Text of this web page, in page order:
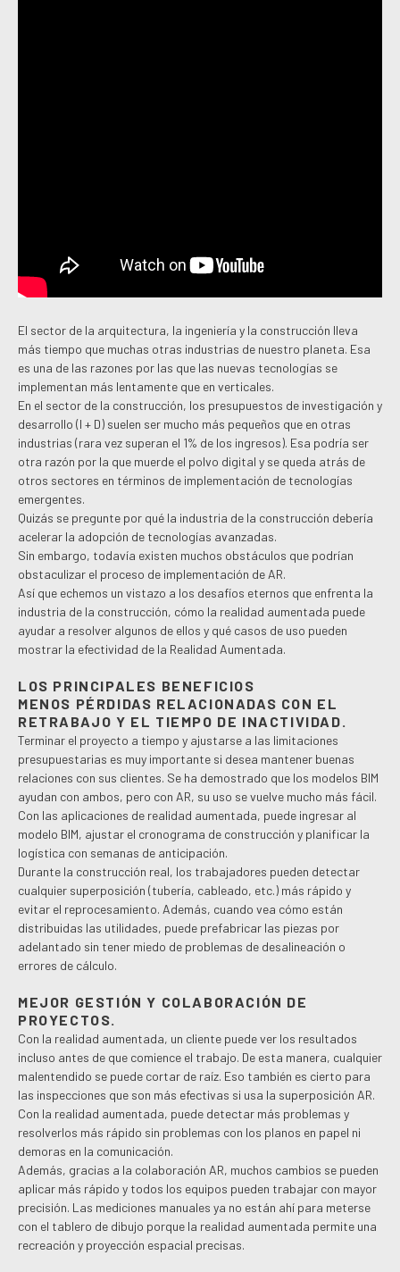
El sector de la arquitectura, la ingeniería y la construcción lleva
más tiempo que muchas otras industrias de nuestro planeta. Esa
es una de las razones por las que las nuevas tecnologías se
implementan más lentamente que en verticales.
En el sector de la construcción, los presupuestos de investigación y
desarrollo (I + D) suelen ser mucho más pequeños que en otras
industrias (rara vez superan el 1% de los ingresos). Esa podría ser
otra razón por la que muerde el polvo digital y se queda atrás de
otros sectores en términos de implementación de tecnologías
emergentes.
Quizás se pregunte por qué la industria de la construcción debería
acelerar la adopción de tecnologías avanzadas.
Sin embargo, todavía existen muchos obstáculos que podrían
obstaculizar el proceso de implementación de AR.
Así que echemos un vistazo a los desafíos eternos que enfrenta la
industria de la construcción, cómo la realidad aumentada puede
ayudar a resolver algunos de ellos y qué casos de uso pueden
mostrar la efectividad de la Realidad Aumentada.
LOS PRINCIPALES BENEFICIOS
MENOS PÉRDIDAS RELACIONADAS CON EL
RETRABAJO Y EL TIEMPO DE INACTIVIDAD.
Terminar el proyecto a tiempo y ajustarse a las limitaciones
presupuestarias es muy importante si desea mantener buenas
relaciones con sus clientes. Se ha demostrado que los modelos BIM
ayudan con ambos, pero con AR, su uso se vuelve mucho más fácil.
Con las aplicaciones de realidad aumentada, puede ingresar al
modelo BIM, ajustar el cronograma de construcción y planificar la
logística con semanas de anticipación.
Durante la construcción real, los trabajadores pueden detectar
cualquier superposición (tubería, cableado, etc.) más rápido y
evitar el reprocesamiento. Además, cuando vea cómo están
distribuidas las utilidades, puede prefabricar las piezas por
adelantado sin tener miedo de problemas de desalineación o
errores de cálculo.
MEJOR GESTIÓN Y COLABORACIÓN DE
PROYECTOS.
Con la realidad aumentada, un cliente puede ver los resultados
incluso antes de que comience el trabajo. De esta manera, cualquier
malentendido se puede cortar de raíz. Eso también es cierto para
las inspecciones que son más efectivas si usa la superposición AR.
Con la realidad aumentada, puede detectar más problemas y
resolverlos más rápido sin problemas con los planos en papel ni
demoras en la comunicación.
Además, gracias a la colaboración AR, muchos cambios se pueden
aplicar más rápido y todos los equipos pueden trabajar con mayor
precisión. Las mediciones manuales ya no están ahí para meterse
con el tablero de dibujo porque la realidad aumentada permite una
recreación y proyección espacial precisas.